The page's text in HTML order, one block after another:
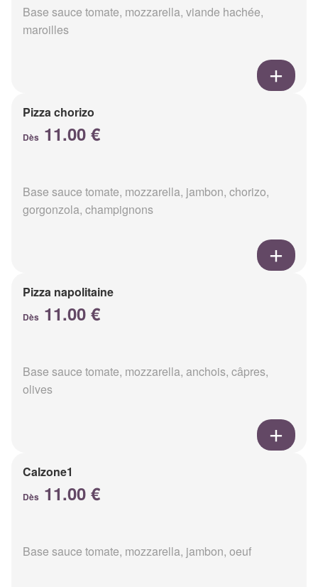
Base sauce tomate, mozzarella, viande hachée,
maroilles
Pizza chorizo
Dès 11.00 €
Base sauce tomate, mozzarella, jambon, chorizo,
gorgonzola, champignons
Pizza napolitaine
Dès 11.00 €
Base sauce tomate, mozzarella, anchois, câpres,
olives
Calzone1
Dès 11.00 €
Base sauce tomate, mozzarella, jambon, oeuf